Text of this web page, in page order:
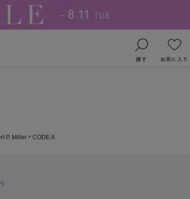
探す お気に入り
P. Miller＊CODE A
)